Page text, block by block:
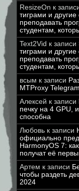
ResizeOn к
тиграми и
преподавать
студентам,
Text2Vid к записи
тиграми и
преподавать
студентам,
всым к записи
MTProxy
Алексей к записи
печку на 4 GPU,
способна
Любовь к записи
официально
HarmonyOS 7:
получат её
Артем к записи
чтобы раздеть
2024